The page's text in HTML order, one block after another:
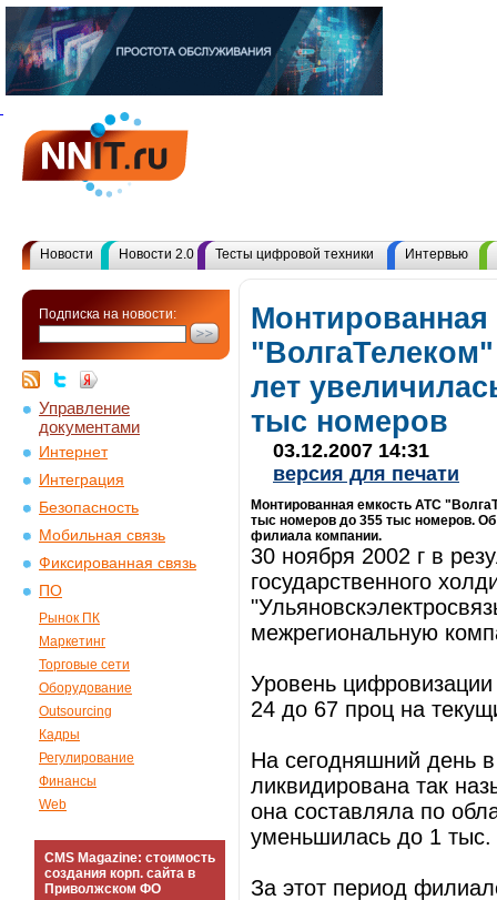
Новости Новости 2.0 Тесты цифровой техники Интервью
Подписка на новости:
Управление
документами
Интернет
Интеграция
Безопасность
Мобильная связь
Фиксированная связь
ПО
Рынок ПК
Маркетинг
Торговые сети
Оборудование
Outsourcing
Кадры
Регулирование
Финансы
Web
CMS Magazine: стоимость
создания корп. сайта в
Приволжском ФО
лет
тыс номеров
03.12.2007 14:31
версия для печати
Монтированная емкость АТС
тыс номеров до 355 тыс номеров.
филиала компании.
30 ноября 2002 г в
государственного
межрегиональную
Уровень
24 до 67 проц на
На сегодняшний день
ликвидирована так
она составляла по
уменьшилась до 1 тыс.
За этот период